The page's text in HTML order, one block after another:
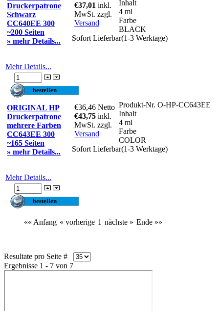
Druckerpatrone
Schwarz
CC640EE 300
~200 Seiten
» mehr Details...
€37,01 inkl.
MwSt. zzgl.
Versand
Inhalt
4 ml
Farbe
BLACK
Sofort Lieferbar(1-3 Werktage)
Mehr Details...
ORIGINAL HP
Druckerpatrone
mehrere Farben
CC643EE 300
~165 Seiten
» mehr Details...
€36,46 Netto
€43,75 inkl.
MwSt. zzgl.
Versand
Produkt-Nr. O-HP-CC643EE
Inhalt
4 ml
Farbe
COLOR
Sofort Lieferbar(1-3 Werktage)
Mehr Details...
«« Anfang « vorherige 1 nächste » Ende »»
Resultate pro Seite #
Ergebnisse 1 - 7 von 7